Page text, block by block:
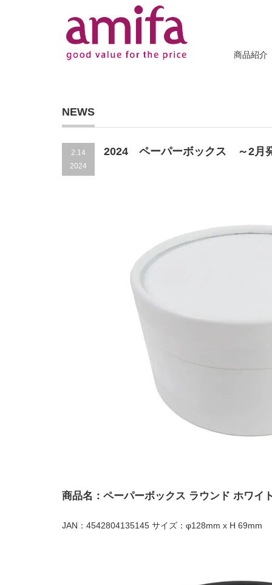
商品紹介
NEWS
2.14
2024
2024 ペーパーボックス ～2月
商品名：ペーパーボックス ラウンド ホワイ
JAN：4542804135145 サイズ：φ128mm x H 69mm